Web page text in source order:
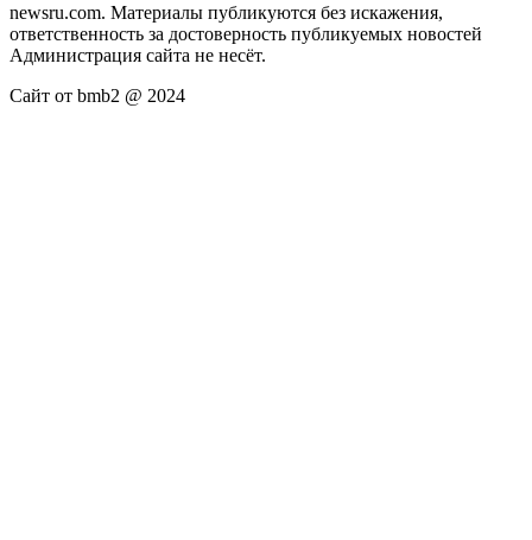
newsru.com. Материалы публикуются без искажения,
ответственность за достоверность публикуемых новостей
Администрация сайта не несёт.
Сайт от bmb2 @ 2024